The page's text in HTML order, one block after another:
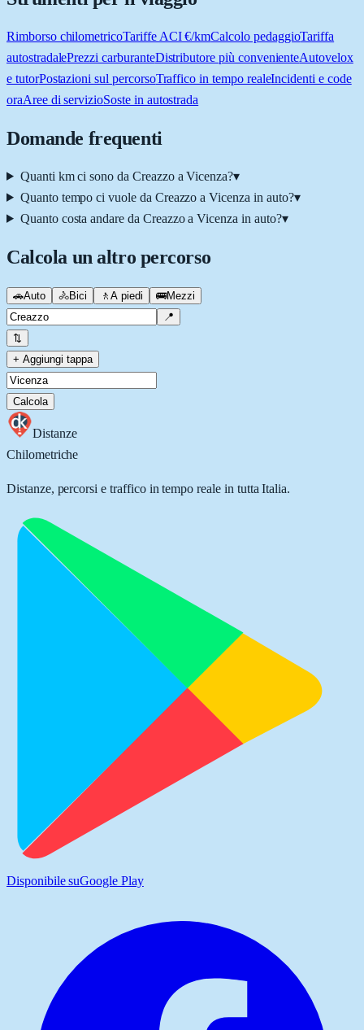
Rimborso chilometricoTariffe ACI €/kmCalcolo pedaggioTariffa
autostradalePrezzi carburanteDistributore più convenienteAutovelox
e tutorPostazioni sul percorsoTraffico in tempo realeIncidenti e code
oraAree di servizioSoste in autostrada
Domande frequenti
Quanti km ci sono da Creazzo a Vicenza?▾
Quanto tempo ci vuole da Creazzo a Vicenza in auto?▾
Quanto costa andare da Creazzo a Vicenza in auto?▾
Calcola un altro percorso
🚗Auto 🚴Bici 🚶 A piedi 🚌Mezzi
📍
⇅
+ Aggiungi tappa
Calcola
Distanze
Chilometriche
Distanze, percorsi e traffico in tempo reale in tutta Italia.
Disponibile suGoogle Play